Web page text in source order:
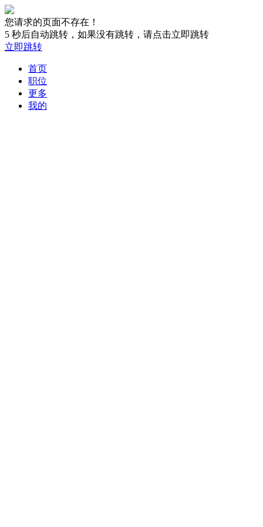
您请求的页面不存在！
5 秒后自动跳转，如果没有跳转，请点击立即跳转
立即跳转
首页
职位
更多
我的